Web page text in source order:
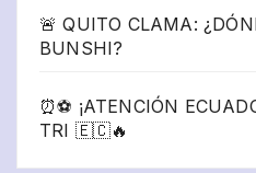
🚨 QUITO CLAMA:
BUNSHI?
⏰⚽ ¡ATENCIÓN
TRI 🇪🇨🔥